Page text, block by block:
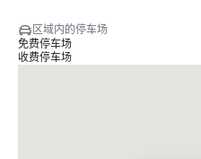
区域内的停车场
免费停车场
收费停车场